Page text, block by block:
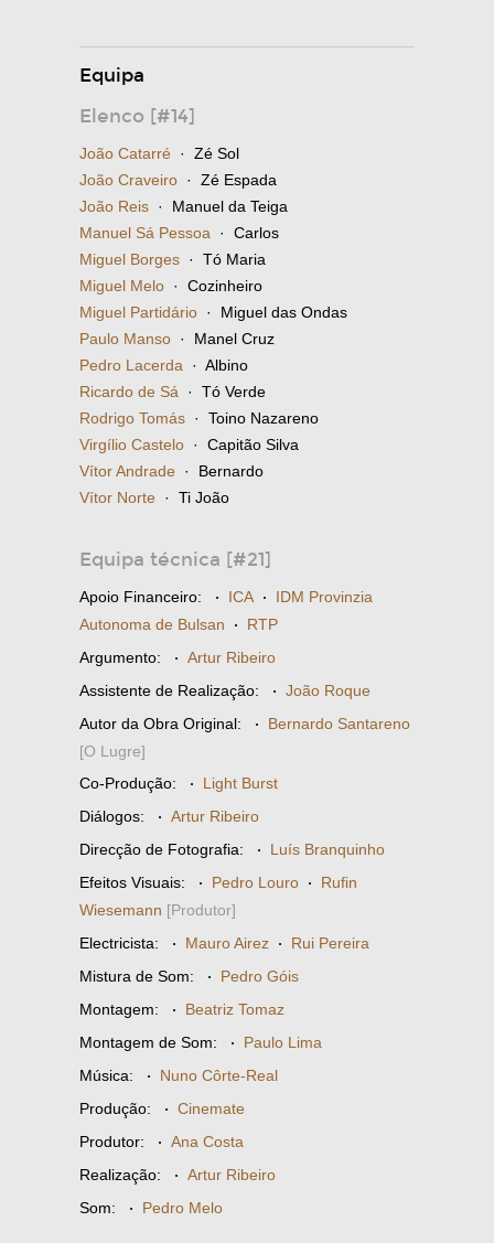
Equipa
Elenco [#14]
João Catarré · Zé Sol
João Craveiro · Zé Espada
João Reis · Manuel da Teiga
Manuel Sá Pessoa · Carlos
Miguel Borges · Tó Maria
Miguel Melo · Cozinheiro
Miguel Partidário · Miguel das Ondas
Paulo Manso · Manel Cruz
Pedro Lacerda · Albino
Ricardo de Sá · Tó Verde
Rodrigo Tomás · Toino Nazareno
Virgílio Castelo · Capitão Silva
Vítor Andrade · Bernardo
Vítor Norte · Ti João
Equipa técnica [#21]
Apoio Financeiro: · ICA· IDM Provinzia
Autonoma de Bulsan · RTP
Argumento: · Artur Ribeiro
Assistente de Realização: · João Roque
Autor da Obra Original: · Bernardo Santareno
[O Lugre]
Co-Produção: · Light Burst
Diálogos: · Artur Ribeiro
Direcção de Fotografia: · Luís Branquinho
Efeitos Visuais: · Pedro Louro · Rufin
Wiesemann [Produtor]
Electricista: · Mauro Airez · Rui Pereira
Mistura de Som: · Pedro Góis
Montagem: · Beatriz Tomaz
Montagem de Som: · Paulo Lima
Música: · Nuno Côrte-Real
Produção: · Cinemate
Produtor: · Ana Costa
Realização: · Artur Ribeiro
Som: · Pedro Melo